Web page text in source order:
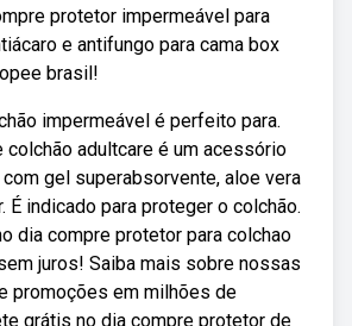
protetor impermeável para
e antifungo para cama box
brasil!
impermeável é perfeito para.
colchão adultcare é um acessório
gel superabsorvente, aloe vera
É indicado para proteger o colchão.
dia compre protetor para colchao
juros! Saiba mais sobre nossas
promoções em milhões de
grátis no dia compre protetor de